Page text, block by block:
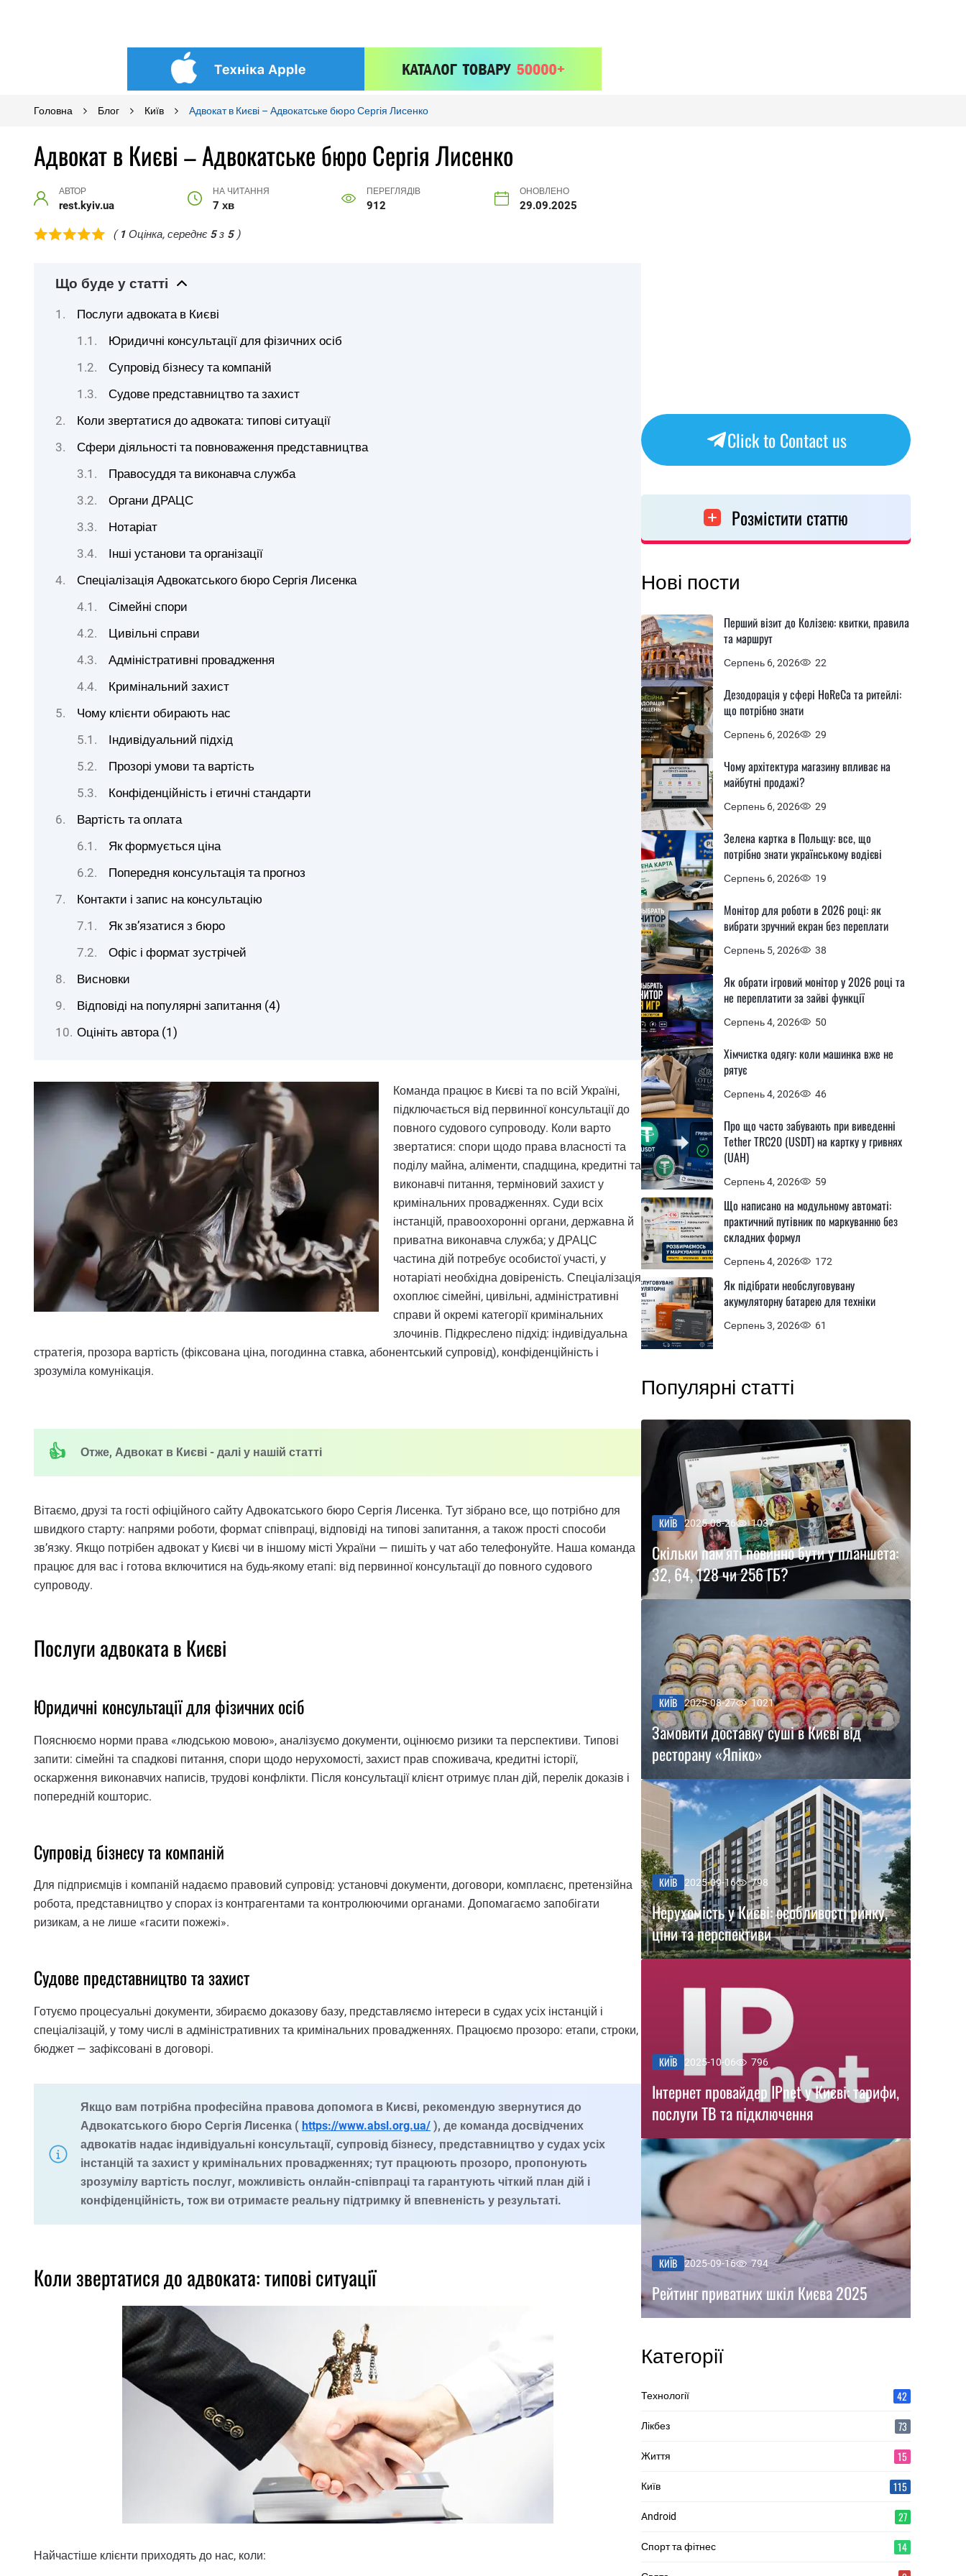
Головна Блог Київ Адвокат в Києві – Адвокатське бюро Сергія Лисенко
Адвокат в Києві – Адвокатське бюро Сергія Лисенко
АВТОР
rest.kyiv.ua
НА ЧИТАННЯ
7 хв
ПЕРЕГЛЯДІВ
912
ОНОВЛЕНО
29.09.2025
( 1 Оцінка, середнє 5з 5)
Що буде у статті
Послуги адвоката в Києві
Юридичні консультації для фізичних осіб
Супровід бізнесу та компаній
Судове представництво та захист
Коли звертатися до адвоката: типові ситуації
Сфери діяльності та повноваження представництва
Правосуддя та виконавча служба
Органи ДРАЦС
Нотаріат
Інші установи та організації
Спеціалізація Адвокатського бюро Сергія Лисенка
Сімейні спори
Цивільні справи
Адміністративні провадження
Кримінальний захист
Чому клієнти обирають нас
Індивідуальний підхід
Прозорі умови та вартість
Конфіденційність і етичні стандарти
Вартість та оплата
Як формується ціна
Попередня консультація та прогноз
Контакти і запис на консультацію
Як зв’язатися з бюро
Офіс і формат зустрічей
Висновки
Відповіді на популярні запитання (4)
Оцініть автора (1)
Команда працює в Києві та по всій Україні,
підключається від первинної консультації до
повного судового супроводу. Коли варто
звертатися: спори щодо права власності та
поділу майна, аліменти, спадщина, кредитні та
виконавчі питання, терміновий захист у
кримінальних провадженнях. Суди всіх
інстанцій, правоохоронні органи, державна й
приватна виконавча служба; у ДРАЦС
частина дій потребує особистої участі, у
нотаріаті необхідна довіреність. Спеціалізація
охоплює сімейні, цивільні, адміністративні
справи й окремі категорії кримінальних
злочинів. Підкреслено підхід: індивідуальна
стратегія, прозора вартість (фіксована ціна, погодинна ставка, абонентський супровід), конфіденційність і
зрозуміла комунікація.
Отже, Адвокат в Києві - далі у нашій статті
Вітаємо, друзі та гості офіційного сайту Адвокатського бюро Сергія Лисенка. Тут зібрано все, що потрібно для
швидкого старту: напрями роботи, формат співпраці, відповіді на типові запитання, а також прості способи
зв’язку. Якщо потрібен адвокат у Києві чи в іншому місті України — пишіть у чат або телефонуйте. Наша команда
працює для вас і готова включитися на будь-якому етапі: від первинної консультації до повного судового
супроводу.
Послуги адвоката в Києві
Юридичні консультації для фізичних осіб
Пояснюємо норми права «людською мовою», аналізуємо документи, оцінюємо ризики та перспективи. Типові
запити: сімейні та спадкові питання, спори щодо нерухомості, захист прав споживача, кредитні історії,
оскарження виконавчих написів, трудові конфлікти. Після консультації клієнт отримує план дій, перелік доказів і
попередній кошторис.
Супровід бізнесу та компаній
Для підприємців і компаній надаємо правовий супровід: установчі документи, договори, комплаєнс, претензійна
робота, представництво у спорах із контрагентами та контролюючими органами. Допомагаємо запобігати
ризикам, а не лише «гасити пожежі».
Судове представництво та захист
Готуємо процесуальні документи, збираємо доказову базу, представляємо інтереси в судах усіх інстанцій і
спеціалізацій, у тому числі в адміністративних та кримінальних провадженнях. Працюємо прозоро: етапи, строки,
бюджет — зафіксовані в договорі.
Якщо вам потрібна професійна правова допомога в Києві, рекомендую звернутися до
Адвокатського бюро Сергія Лисенка ( https://www.absl.org.ua/ ), де команда досвідчених
адвокатів надає індивідуальні консультації, супровід бізнесу, представництво у судах усіх
інстанцій та захист у кримінальних провадженнях; тут працюють прозоро, пропонують
зрозумілу вартість послуг, можливість онлайн-співпраці та гарантують чіткий план дій і
конфіденційність, тож ви отримаєте реальну підтримку й впевненість у результаті.
Коли звертатися до адвоката: типові ситуації
Найчастіше клієнти приходять до нас, коли:
Click to Contact us
Розмістити статтю
Нові пости
Серпень 6, 2026 22
Перший візит до Колізею: квитки, правила
та маршрут
Серпень 6, 2026 29
Дезодорація у сфері HoReCa та ритейлі:
що потрібно знати
Серпень 6, 2026 29
Чому архітектура магазину впливає на
майбутні продажі?
Серпень 6, 2026 19
Зелена картка в Польщу: все, що
потрібно знати українському водієві
Серпень 5, 2026 38
Монітор для роботи в 2026 році: як
вибрати зручний екран без переплати
Серпень 4, 2026 50
Як обрати ігровий монітор у 2026 році та
не переплатити за зайві функції
Серпень 4, 2026 46
Хімчистка одягу: коли машинка вже не
рятує
Серпень 4, 2026 59
Про що часто забувають при виведенні
Tether TRC20 (USDT) на картку у гривнях
(UAH)
Серпень 4, 2026 172
Що написано на модульному автоматі:
практичний путівник по маркуванню без
складних формул
Серпень 3, 2026 61
Як підібрати необслуговувану
акумуляторну батарею для техніки
Популярні статті
КИЇВ 2025-08-26 1037
Скільки пам'яті повинно бути у планшета:
32, 64, 128 чи 256 ГБ?
КИЇВ 2025-08-27 1021
Замовити доставку суші в Києві від
ресторану «Япіко»
КИЇВ 2025-09-16 798
Нерухомість у Києві: особливості ринку,
ціни та перспективи
КИЇВ 2025-10-06 796
Інтернет провайдер IPnet у Києві: тарифи,
послуги ТВ та підключення
КИЇВ 2025-09-16 794
Рейтинг приватних шкіл Києва 2025
Категорії
Технології 42
Лікбез 73
Життя 15
Київ 115
Android 27
Спорт та фітнес 14